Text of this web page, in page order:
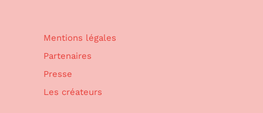
Mentions légales
Partenaires
Presse
Les créateurs